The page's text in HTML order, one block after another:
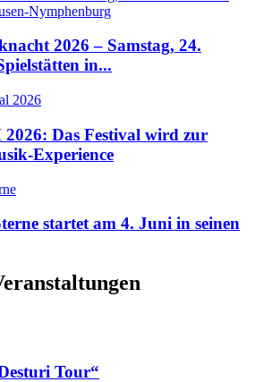
2026 – Samstag, 24.
in...
Das Festival wird zur
Experience
startet am 4. Juni in seinen
Tour“